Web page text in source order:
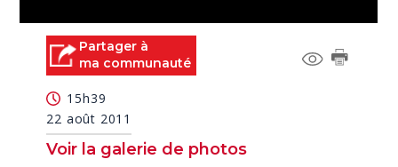
seconds Partager à
ma communauté
15h39
22 août 2011
Voir la galerie de photos